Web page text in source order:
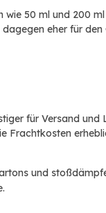
wie 50 ml und 200
eher für
für Versand und
Frachtkosten
und